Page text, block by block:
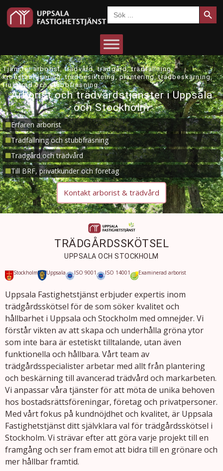
Sök
efter:
Tjänster arborist, trädvård, trädgård, trädfällning,
kronstabilisering, trädbesiktning, plantering, trädbeskärning,
fruktträd och stubbfräsning.
Arborist och trädvårdstjänster i Uppsala
och Stockholm
Erfaren arborist
Trädfällning och stubbfräsning
Trädgård och trädvård
Till BRF, privatkunder och företag
Kontakt arborist & trädvård
TRÄDGÅRDSSKÖTSEL
UPPSALA OCH STOCKHOLM
Stockholm Uppsala ISO 9001 ISO 14001 Examinerad arborist
Uppsala Fastighetstjänst erbjuder expertis inom
trädgårdsskötsel för de som söker kvalitet och
hållbarhet i Uppsala och Stockholm med omnejder. Vi
förstår vikten av att skapa och underhålla gröna ytor
som inte bara är estetiskt tilltalande, utan även
funktionella och hållbara. Vårt team av
trädgårdsspecialister arbetar med allt från plantering
och beskärning till avancerad trädvård och markarbeten.
Vi anpassar våra tjänster för att möta de unika behoven
hos bostadsrättsföreningar, företag och privatpersoner.
Med vårt fokus på kundnöjdhet och kvalitet, är Uppsala
Fastighetstjänst ditt självklara val för trädgårdsskötsel i
Stockholm. Vi strävar efter att göra varje projekt till en
framgång och ser fram emot att bidra till en grönare och
mer hållbar framtid.